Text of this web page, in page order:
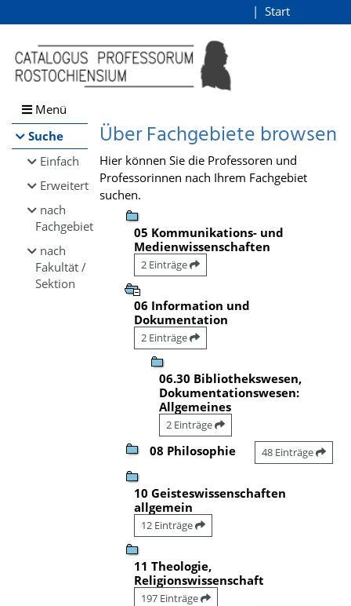
Browsen
direkt zum Inhalt
Start
Menü
Suche
Einfach
Erweitert
nach
Fachgebiet
nach
Fakultät /
Sektion
Über Fachgebiete browsen
Hier können Sie die Professoren und
Professorinnen nach Ihrem Fachgebiet
suchen.
05 Kommunikations- und
Medienwissenschaften
2 Einträge
06 Information und
Dokumentation
2 Einträge
06.30 Bibliothekswesen,
Dokumentationswesen:
Allgemeines
2 Einträge
08 Philosophie 48 Einträge
10 Geisteswissenschaften
allgemein
12 Einträge
11 Theologie,
Religionswissenschaft
197 Einträge